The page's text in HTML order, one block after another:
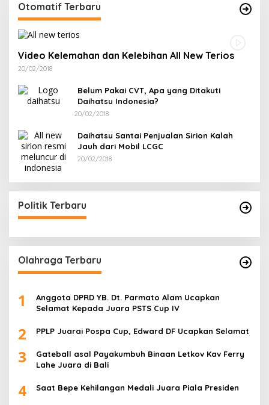
Otomatif Terbaru
Video Kelemahan dan Kelebihan All New Terios
20/02/2018
Belum Pakai CVT, Apa yang Ditakuti
Daihatsu Indonesia?
20/02/2018
Daihatsu Santai Penjualan Sirion Kalah
Jauh dari Mobil LCGC
20/02/2018
Politik Terbaru
Olahraga Terbaru
1
Anggota DPRD YB. Dt. Parmato Alam Ucapkan
Selamat Kepada Juara PSTS Cup IV
2 PPLP Juarai Pospa Cup, Edward DF Ucapkan Selamat
3
Gateball asal Payakumbuh Binaan Letkov Kav Ferry
Lahe Juara di Bali
4 Saat Bepe Kehilangan Medali Juara Piala Presiden